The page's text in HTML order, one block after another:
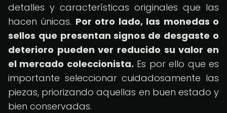
detalles y características originales que las
hacen únicas. Por otro lado, las monedas o
sellos que presentan signos de desgaste o
deterioro pueden ver reducido su valor en
el mercado coleccionista. Es por ello que es
importante seleccionar cuidadosamente las
piezas, priorizando aquellas en buen estado y
bien conservadas.